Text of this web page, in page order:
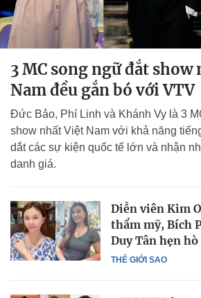
3 MC song ngữ đắt show
Nam đều gắn bó với VTV
Đức Bảo, Phí Linh và Khánh Vy là 3
show nhất Việt Nam với khả năng
dắt các sự kiện quốc tế lớn và nhận
danh giá.
THẾ GIỚI SAO
Diễn viên Kim
thẩm mỹ, Bích
Duy Tân hẹn hò